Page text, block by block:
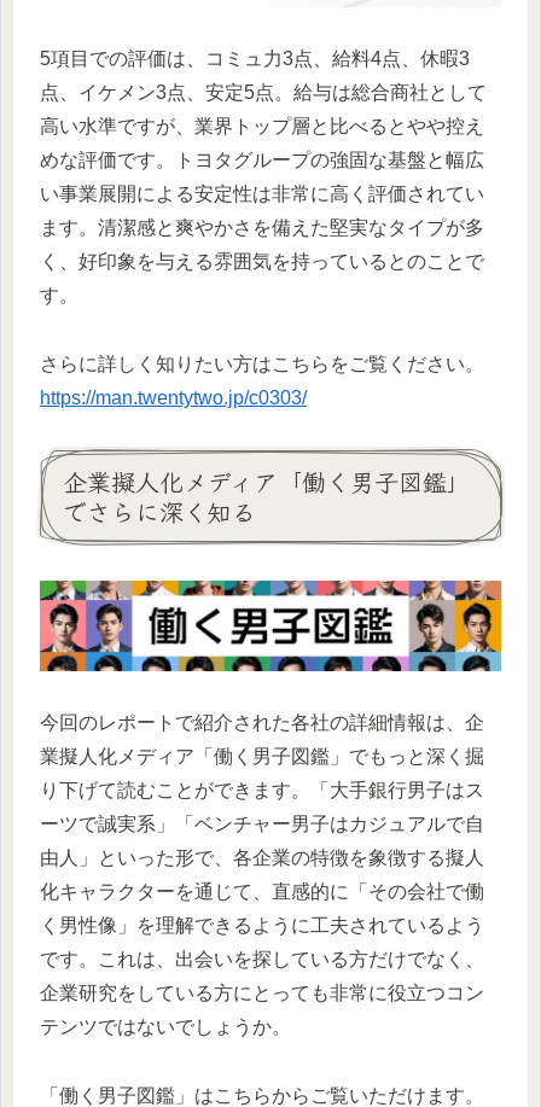
5項目での評価は、コミュ力3点、給料4点、休暇3
点、イケメン3点、安定5点。給与は総合商社として
高い水準ですが、業界トップ層と比べるとやや控え
めな評価です。トヨタグループの強固な基盤と幅広
い事業展開による安定性は非常に高く評価されてい
ます。清潔感と爽やかさを備えた堅実なタイプが多
く、好印象を与える雰囲気を持っているとのことで
す。
さらに詳しく知りたい方はこちらをご覧ください。
https://man.twentytwo.jp/c0303/
企業擬人化メディア「働く男子図鑑」
でさらに深く知る
今回のレポートで紹介された各社の詳細情報は、企
業擬人化メディア「働く男子図鑑」でもっと深く掘
り下げて読むことができます。「大手銀行男子はス
ーツで誠実系」「ベンチャー男子はカジュアルで自
由人」といった形で、各企業の特徴を象徴する擬人
化キャラクターを通じて、直感的に「その会社で働
く男性像」を理解できるように工夫されているよう
です。これは、出会いを探している方だけでなく、
企業研究をしている方にとっても非常に役立つコン
テンツではないでしょうか。
「働く男子図鑑」はこちらからご覧いただけます。